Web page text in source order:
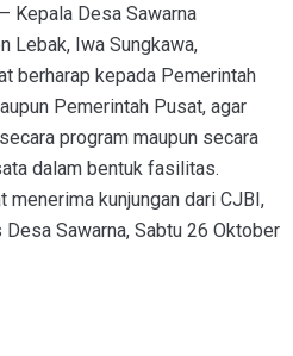
Kepala Desa Sawarna
Lebak, Iwa Sungkawa,
berharap kepada Pemerintah
Pemerintah Pusat, agar
program maupun secara
dalam bentuk fasilitas.
menerima kunjungan dari CJBI,
Sawarna, Sabtu 26 Oktober